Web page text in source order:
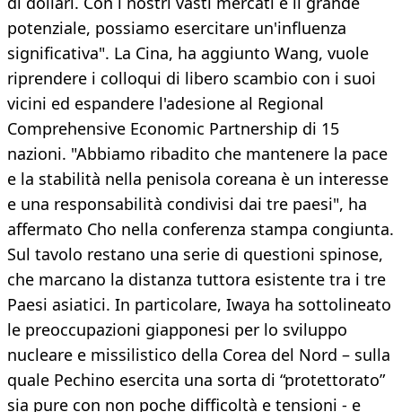
potenziale, possiamo esercitare un'influenza
significativa". La Cina, ha aggiunto Wang, vuole
riprendere i colloqui di libero scambio con i suoi
vicini ed espandere l'adesione al Regional
Comprehensive Economic Partnership di 15
nazioni. "Abbiamo ribadito che mantenere la pace
e la stabilità nella penisola coreana è un interesse
e una responsabilità condivisi dai tre paesi", ha
affermato Cho nella conferenza stampa congiunta.
Sul tavolo restano una serie di questioni spinose,
che marcano la distanza tuttora esistente tra i tre
Paesi asiatici. In particolare, Iwaya ha sottolineato
le preoccupazioni giapponesi per lo sviluppo
nucleare e missilistico della Corea del Nord – sulla
quale Pechino esercita una sorta di “protettorato”
sia pure con non poche difficoltà e tensioni - e